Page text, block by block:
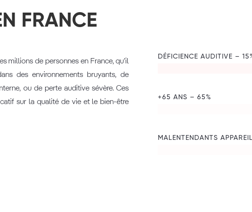
FRANCE
millions de personnes en France, qu’il
des environnements bruyants, de
ou de perte auditive sévère. Ces
sur la qualité de vie et le bien-être
DÉFICIENCE AUDITIVE –
+65 ANS – 65%
MALENTENDANTS